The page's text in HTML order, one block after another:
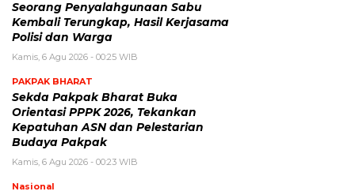
Seorang Penyalahgunaan Sabu
Kembali Terungkap, Hasil Kerjasama
Polisi dan Warga
Kamis, 6 Agu 2026 - 00:25 WIB
PAKPAK BHARAT
Sekda Pakpak Bharat Buka
Orientasi PPPK 2026, Tekankan
Kepatuhan ASN dan Pelestarian
Budaya Pakpak
Kamis, 6 Agu 2026 - 00:23 WIB
Nasional